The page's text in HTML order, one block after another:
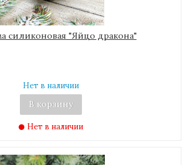
силиконовая "Яйцо дракона"
Нет в наличии
В корзину
Нет в наличии